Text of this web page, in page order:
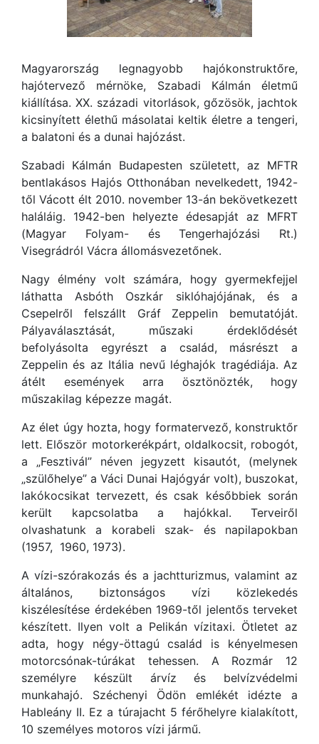
Magyarország legnagyobb hajókonstruktőre,
hajótervező mérnöke, Szabadi Kálmán életmű
kiállítása. XX. századi vitorlások, gőzösök, jachtok
kicsinyített élethű másolatai keltik életre a tengeri,
a balatoni és a dunai hajózást.
Szabadi Kálmán Budapesten született, az MFTR
bentlakásos Hajós Otthonában nevelkedett, 1942-
től Vácott élt 2010. november 13-án bekövetkezett
haláláig. 1942-ben helyezte édesapját az MFRT
(Magyar Folyam- és Tengerhajózási Rt.)
Visegrádról Vácra állomásvezetőnek.
Nagy élmény volt számára, hogy gyermekfejjel
láthatta Asbóth Oszkár siklóhajójának, és a
Csepelről felszállt Gráf Zeppelin bemutatóját.
Pályaválasztását, műszaki érdeklődését
befolyásolta egyrészt a család, másrészt a
Zeppelin és az Itália nevű léghajók tragédiája. Az
átélt események arra ösztönözték, hogy
műszakilag képezze magát.
Az élet úgy hozta, hogy formatervező, konstruktőr
lett. Először motorkerékpárt, oldalkocsit, robogót,
a „Fesztivál” néven jegyzett kisautót, (melynek
„szülőhelye” a Váci Dunai Hajógyár volt), buszokat,
lakókocsikat tervezett, és csak későbbiek során
került kapcsolatba a hajókkal. Terveiről
olvashatunk a korabeli szak- és napilapokban
(1957, 1960, 1973).
A vízi-szórakozás és a jachtturizmus, valamint az
általános, biztonságos vízi közlekedés
kiszélesítése érdekében 1969-től jelentős terveket
készített. Ilyen volt a Pelikán vízitaxi. Ötletet az
adta, hogy négy-öttagú család is kényelmesen
motorcsónak-túrákat tehessen. A Rozmár 12
személyre készült árvíz és belvízvédelmi
munkahajó. Széchenyi Ödön emlékét idézte a
Hableány II. Ez a túrajacht 5 férőhelyre kialakított,
10 személyes motoros vízi jármű.